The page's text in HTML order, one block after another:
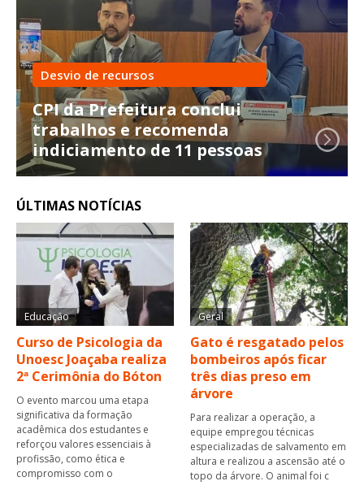
Desvio de recursos
CPI da Prefeitura conclui
trabalhos e recomenda
indiciamento de 11 pessoas
ÚLTIMAS NOTÍCIAS
Educação
Curso de Psicologia da
Unoesc Joaçaba realiza
2ª Cerimônia do Bóton
O evento marcou uma etapa
significativa da formação
acadêmica dos estudantes e
reforçou valores essenciais à
profissão, como ética e
compromisso com o
Geral
Gato é resgatado pelos
bombeiros após ficar
três dias preso em
árvore
Para realizar a operação, a
equipe empregou técnicas
especializadas de salvamento em
altura e realizou a ascensão até o
topo da árvore. O animal foi c